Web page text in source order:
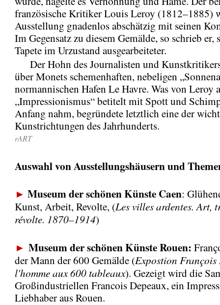
französische Kritiker Louis Leroy (1812–1885)
Ausstellung gnadenlos abschätzig mit seinen
Im Gegensatz zu diesem Gemälde, so schrieb er,
Tapete im Urzustand ausgearbeiteter.
Der Hohn des Journalisten und
über Monets schemenhaften, nebeligen
normannischen Hafen Le Havre. Was von Leroy
„Impressionismus“ betitelt mit Spott und
Anfang nahm, begründete letztlich eine der
Kunstrichtungen des Jahrhunderts.
rART
Auswahl von Ausstellungshäusern und
► Museum der schönen Künste Caen:
Kunst, Arbeit, Revolte, (Les villes ardentes. Art,
révolte. 1870–1914)
► Museum der schönen Künste Rouen:
der Mann der 600 Gemälde (Expostion François
l'homme aux 600 tableaux). Gezeigt wird die
Großindustriellen Francois Depeaux, ein
Liebhaber aus Rouen.